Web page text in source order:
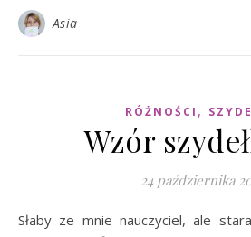
Asia
RÓŻNOŚCI ,
Wzór
24 października
Słaby ze mnie nauczyciel, ale staram się dzielić tym co